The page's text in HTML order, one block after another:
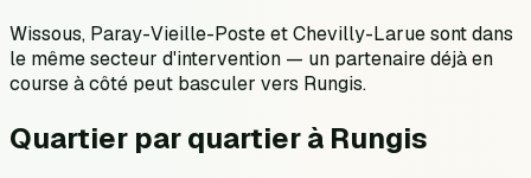
Wissous, Paray-Vieille-Poste et Chevilly-Larue sont dans
le même secteur d'intervention — un partenaire déjà en
course à côté peut basculer vers Rungis.
Quartier par quartier à Rungis